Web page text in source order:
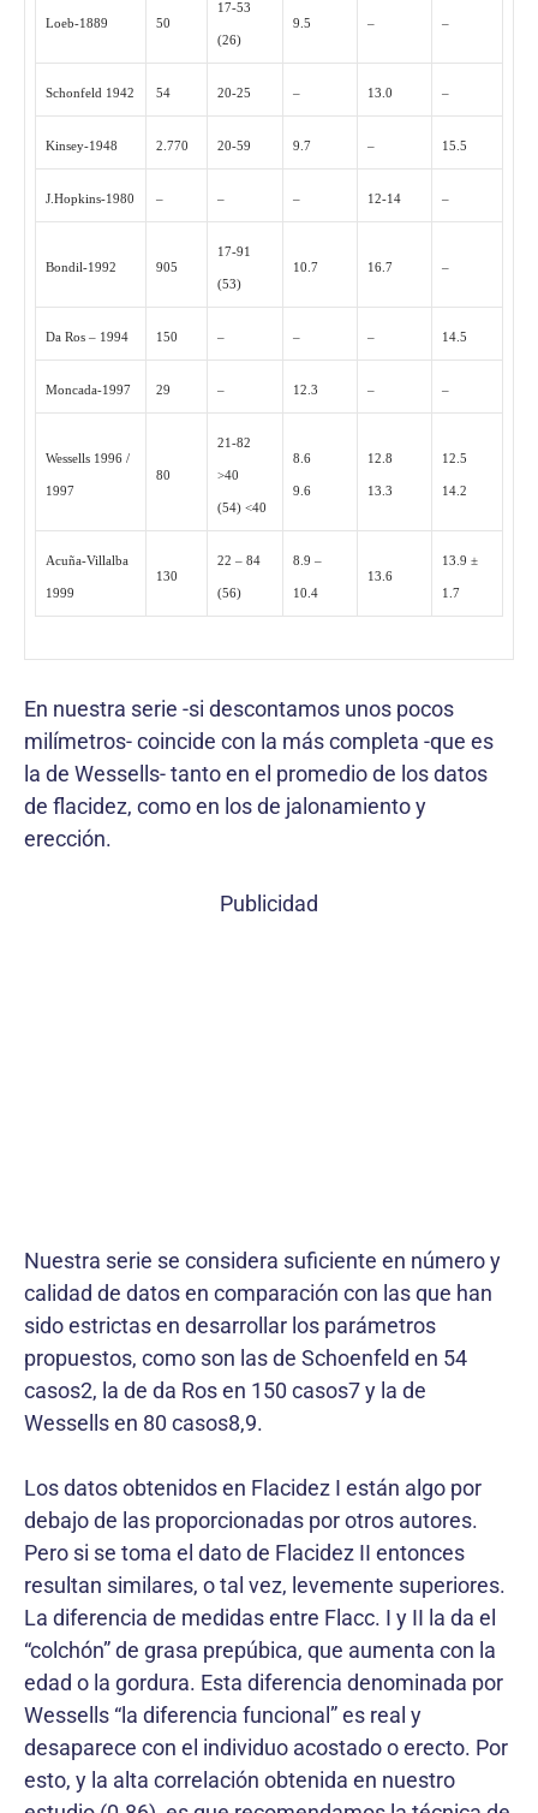
Loeb-1889 50
17-53
(26)
9.5 – –
Schonfeld 1942 54 20-25 – 13.0 –
Kinsey-1948 2.770 20-59 9.7 – 15.5
J.Hopkins-1980 – – – 12-14 –
Bondil-1992 905
17-91
(53)
10.7 16.7 –
Da Ros – 1994 150 – – – 14.5
Moncada-1997 29 – 12.3 – –
Wessells 1996 /
1997
80
21-82
>40
(54) <40
8.6
9.6
12.8
13.3
12.5
14.2
Acuña-Villalba
1999
130
22 – 84
(56)
8.9 –
10.4
13.6
13.9 ±
1.7
En nuestra serie -si descontamos unos pocos
milímetros- coincide con la más completa -que es
la de Wessells- tanto en el promedio de los datos
de flacidez, como en los de jalonamiento y
erección.
Publicidad
Nuestra serie se considera suficiente en número y
calidad de datos en comparación con las que han
sido estrictas en desarrollar los parámetros
propuestos, como son las de Schoenfeld en 54
casos2, la de da Ros en 150 casos7 y la de
Wessells en 80 casos8,9.
Los datos obtenidos en Flacidez I están algo por
debajo de las proporcionadas por otros autores.
Pero si se toma el dato de Flacidez II entonces
resultan similares, o tal vez, levemente superiores.
La diferencia de medidas entre Flacc. I y II la da el
“colchón” de grasa prepúbica, que aumenta con la
edad o la gordura. Esta diferencia denominada por
Wessells “la diferencia funcional” es real y
desaparece con el individuo acostado o erecto. Por
esto, y la alta correlación obtenida en nuestro